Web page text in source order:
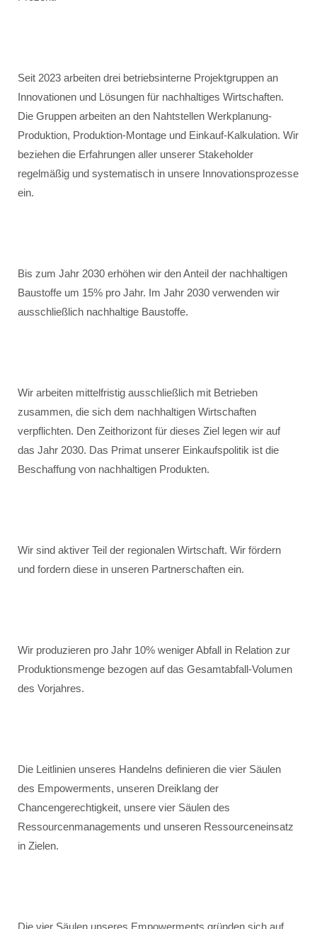
Seit 2023 arbeiten drei betriebsinterne Projektgruppen an
Innovationen und Lösungen für nachhaltiges Wirtschaften.
Die Gruppen arbeiten an den Nahtstellen Werkplanung-
Produktion, Produktion-Montage und Einkauf-Kalkulation. Wir
beziehen die Erfahrungen aller unserer Stakeholder
regelmäßig und systematisch in unsere Innovationsprozesse
ein.
Bis zum Jahr 2030 erhöhen wir den Anteil der nachhaltigen
Baustoffe um 15% pro Jahr. Im Jahr 2030 verwenden wir
ausschließlich nachhaltige Baustoffe.
Wir arbeiten mittelfristig ausschließlich mit Betrieben
zusammen, die sich dem nachhaltigen Wirtschaften
verpflichten. Den Zeithorizont für dieses Ziel legen wir auf
das Jahr 2030. Das Primat unserer Einkaufspolitik ist die
Beschaffung von nachhaltigen Produkten.
Wir sind aktiver Teil der regionalen Wirtschaft. Wir fördern
und fordern diese in unseren Partnerschaften ein.
Wir produzieren pro Jahr 10% weniger Abfall in Relation zur
Produktionsmenge bezogen auf das Gesamtabfall-Volumen
des Vorjahres.
Die Leitlinien unseres Handelns definieren die vier Säulen
des Empowerments, unseren Dreiklang der
Chancengerechtigkeit, unsere vier Säulen des
Ressourcenmanagements und unseren Ressourceneinsatz
in Zielen.
Die vier Säulen unseres Empowerments gründen sich auf